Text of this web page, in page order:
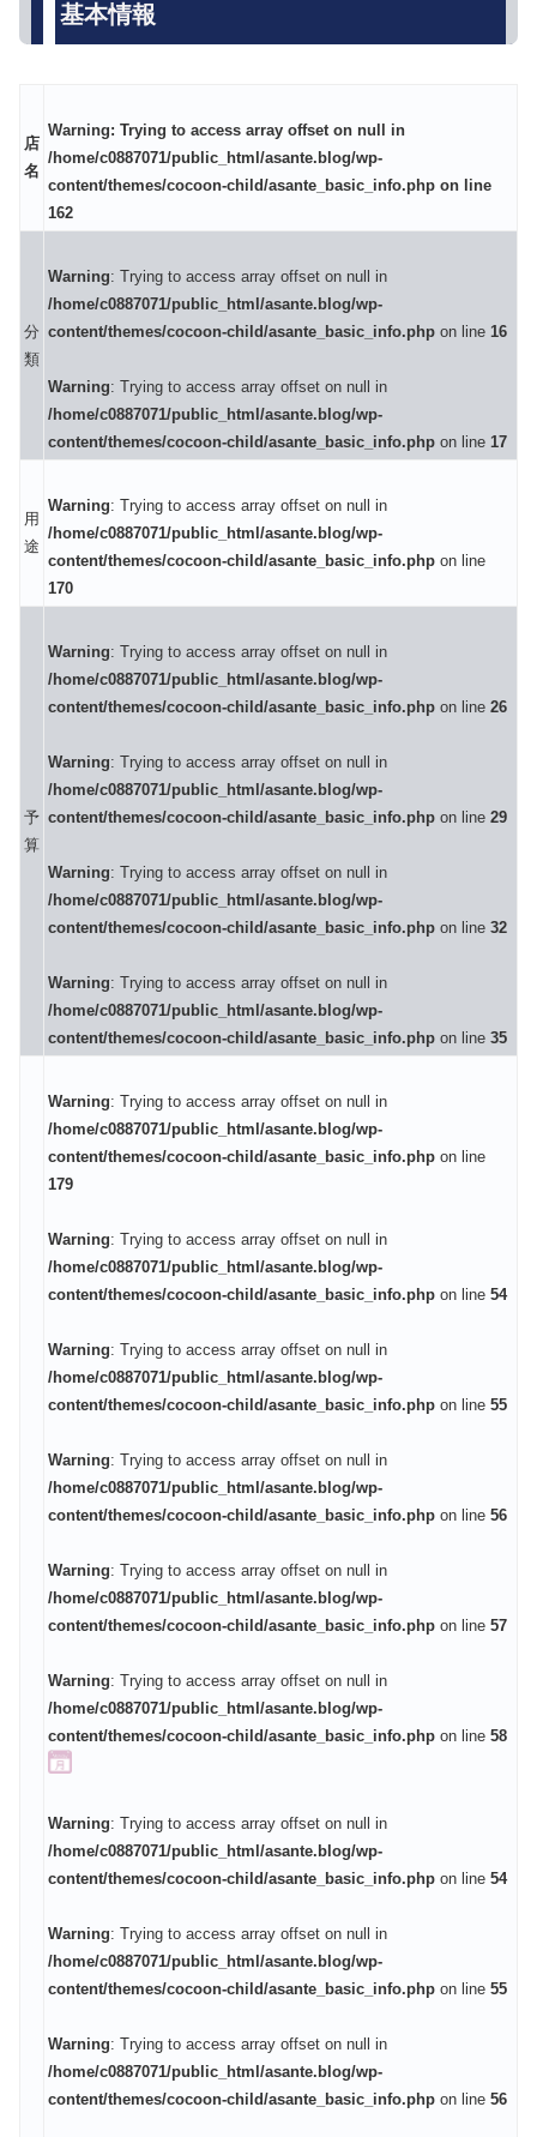
基本情報
店
名
Warning: Trying to access array offset on null in
/home/c0887071/public_html/asante.blog/wp-
content/themes/cocoon-child/asante_basic_info.php on line
162
分
類
Warning: Trying to access array offset on null in
/home/c0887071/public_html/asante.blog/wp-
content/themes/cocoon-child/asante_basic_info.php on line 16
Warning: Trying to access array offset on null in
/home/c0887071/public_html/asante.blog/wp-
content/themes/cocoon-child/asante_basic_info.php on line 17
用
途
Warning: Trying to access array offset on null in
/home/c0887071/public_html/asante.blog/wp-
content/themes/cocoon-child/asante_basic_info.php on line
170
予
算
Warning: Trying to access array offset on null in
/home/c0887071/public_html/asante.blog/wp-
content/themes/cocoon-child/asante_basic_info.php on line 26
Warning: Trying to access array offset on null in
/home/c0887071/public_html/asante.blog/wp-
content/themes/cocoon-child/asante_basic_info.php on line 29
Warning: Trying to access array offset on null in
/home/c0887071/public_html/asante.blog/wp-
content/themes/cocoon-child/asante_basic_info.php on line 32
Warning: Trying to access array offset on null in
/home/c0887071/public_html/asante.blog/wp-
content/themes/cocoon-child/asante_basic_info.php on line 35
Warning: Trying to access array offset on null in
/home/c0887071/public_html/asante.blog/wp-
content/themes/cocoon-child/asante_basic_info.php on line
179
Warning: Trying to access array offset on null in
/home/c0887071/public_html/asante.blog/wp-
content/themes/cocoon-child/asante_basic_info.php on line 54
Warning: Trying to access array offset on null in
/home/c0887071/public_html/asante.blog/wp-
content/themes/cocoon-child/asante_basic_info.php on line 55
Warning: Trying to access array offset on null in
/home/c0887071/public_html/asante.blog/wp-
content/themes/cocoon-child/asante_basic_info.php on line 56
Warning: Trying to access array offset on null in
/home/c0887071/public_html/asante.blog/wp-
content/themes/cocoon-child/asante_basic_info.php on line 57
Warning: Trying to access array offset on null in
/home/c0887071/public_html/asante.blog/wp-
content/themes/cocoon-child/asante_basic_info.php on line 58
Warning: Trying to access array offset on null in
/home/c0887071/public_html/asante.blog/wp-
content/themes/cocoon-child/asante_basic_info.php on line 54
Warning: Trying to access array offset on null in
/home/c0887071/public_html/asante.blog/wp-
content/themes/cocoon-child/asante_basic_info.php on line 55
Warning: Trying to access array offset on null in
/home/c0887071/public_html/asante.blog/wp-
content/themes/cocoon-child/asante_basic_info.php on line 56